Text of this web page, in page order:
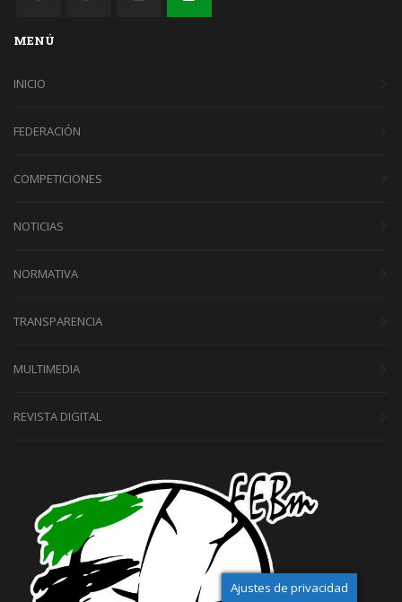
MENÚ
INICIO
FEDERACIÓN
COMPETICIONES
NOTICIAS
NORMATIVA
TRANSPARENCIA
MULTIMEDIA
REVISTA DIGITAL
Ajustes de privacidad